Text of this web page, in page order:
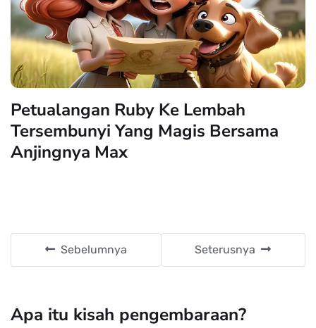
Petualangan Ruby Ke Lembah
Tersembunyi Yang Magis Bersama
Anjingnya Max
Sebelumnya Seterusnya
Apa itu kisah pengembaraan?